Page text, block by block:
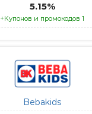
5.15%
+Купонов и промокодов 1
Bebakids